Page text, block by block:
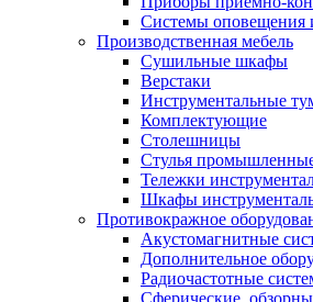
Системы оповещения
Производственная мебель
Cушильные шкафы
Верстаки
Инструментальные
Комплектующие
Столешницы
Стулья
Тележки
Шкафы
Противокражное
Акустомагнитные
Дополнительное
Радиочастотные
Сферические,